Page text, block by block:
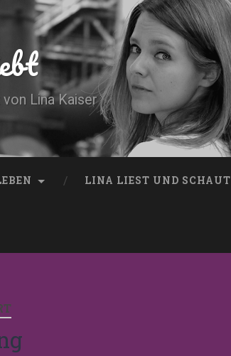
Lina Kaiser
LINA LIEST UND SCHAUT